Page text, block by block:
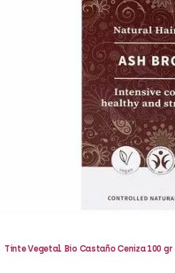
Tinte Vegetal Bio Castaño Ceniza 100 gr